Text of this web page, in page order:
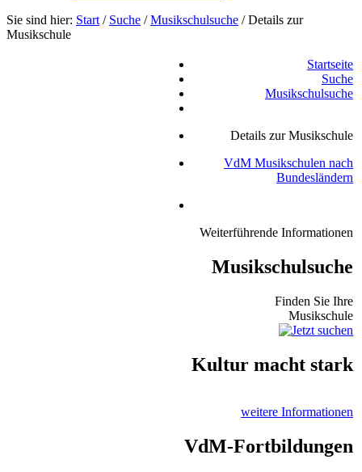
Sie sind hier: Start / Suche /Musikschulsuche /Details zur
Musikschule
Startseite
Suche
Musikschulsuche
Details zur Musikschule
VdM Musikschulen nach
Bundesländern
Weiterführende Informationen
Musikschulsuche
Finden Sie Ihre
Musikschule
Kultur macht stark
weitere Informationen
VdM-Fortbildungen